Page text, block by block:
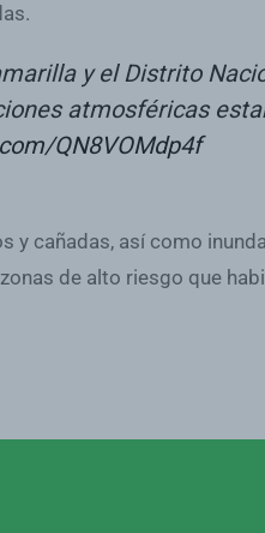
y el Distrito
atmosféricas
QN8VOMdp4f
y cañadas, así como
de alto riesgo que